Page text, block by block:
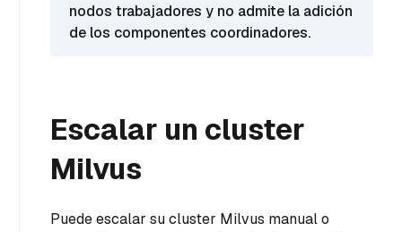
nodos trabajadores y no admite la adición
de los componentes coordinadores.
Escalar un cluster
Milvus
Puede escalar su cluster Milvus manual o